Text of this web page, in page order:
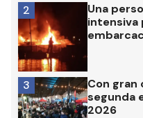
Una
intensiva
2
Con gran
segunda
2026
3